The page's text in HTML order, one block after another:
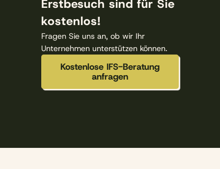
Erstbesuch sind für Sie
kostenlos!
Fragen Sie uns an, ob wir Ihr
Unternehmen unterstützen können.
Kostenlose IFS-Beratung
anfragen